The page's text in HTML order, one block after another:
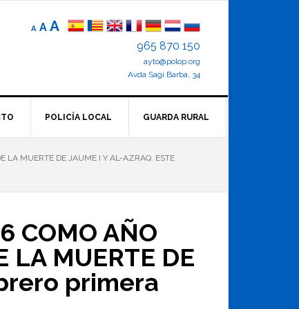
A
Reducir
elA Tamaño
AAumentar
de
letra
965 870 150
ayto@polop.org
Avda Sagi Barba, 34
POLICÍA LOCAL GUARDA RURAL
LA MUERTE DE JAUME I Y AL-AZRAQ. ESTE
COMO AÑO
LA MUERTE DE
primera